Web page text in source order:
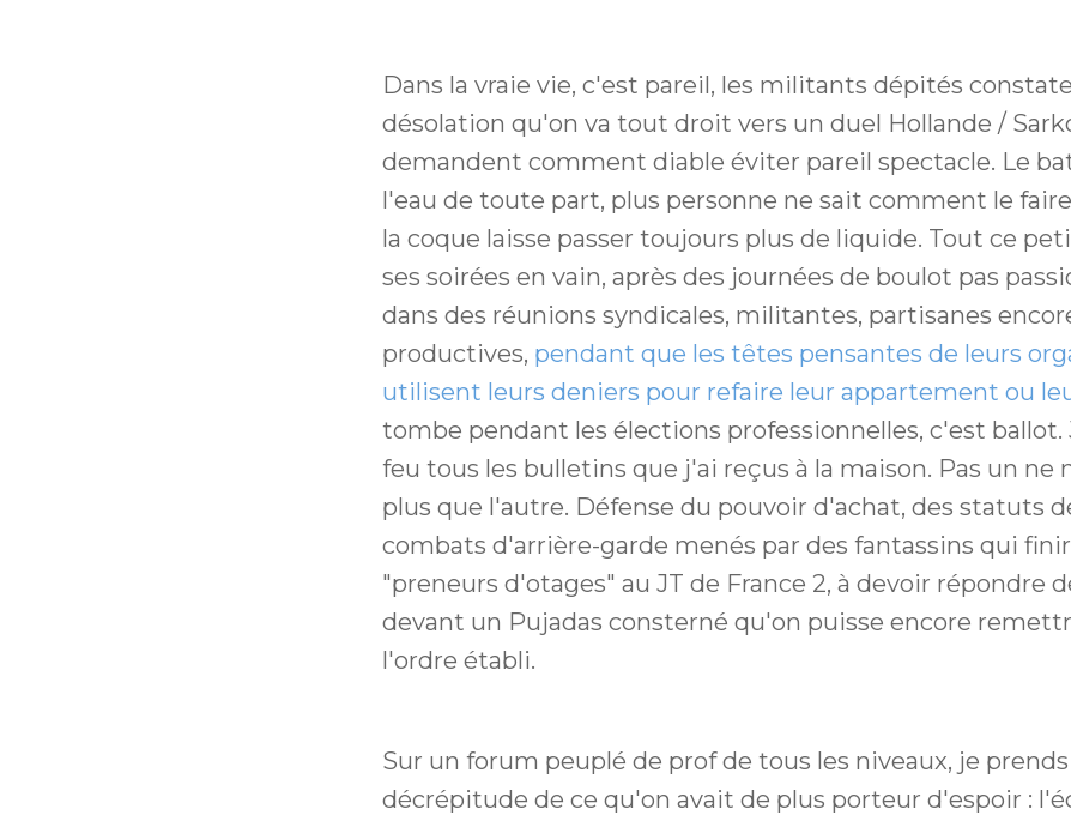
Dans la vraie vie, c'est pareil, les militants dépités
désolation qu'on va tout droit vers un duel Hollande /
demandent comment diable éviter pareil spectacle. Le
l'eau de toute part, plus personne ne sait comment le
la coque laisse passer toujours plus de liquide. Tout ce
ses soirées en vain, après des journées de boulot pas
dans des réunions syndicales, militantes, partisanes
productives, pendant que les têtes pensantes de leurs
utilisent leurs deniers pour refaire leur appartement ou
tombe pendant les élections professionnelles, c'est ballot.
feu tous les bulletins que j'ai reçus à la maison. Pas un ne
plus que l'autre. Défense du pouvoir d'achat, des statuts
combats d'arrière-garde menés par des fantassins qui
"preneurs d'otages" au JT de France 2, à devoir répondre
devant un Pujadas consterné qu'on puisse encore
l'ordre établi.
Sur un forum peuplé de prof de tous les niveaux, je
décrépitude de ce qu'on avait de plus porteur d'espoir :